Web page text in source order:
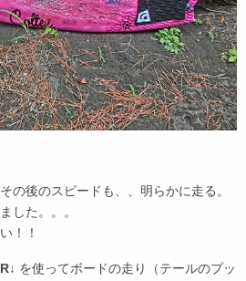
の後のスピードも、、明らかに走る。
した。。。
！！
↓ を使ってボードの走り（テールのプッ